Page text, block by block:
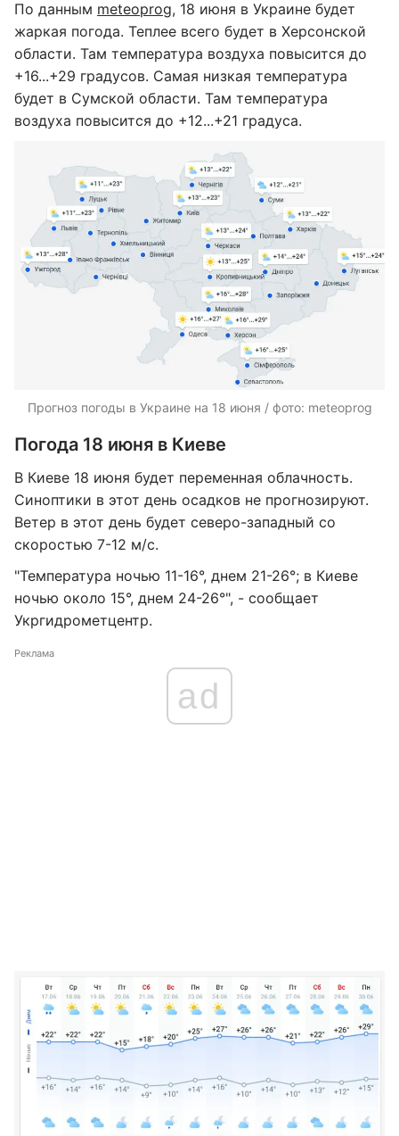
По данным meteoprog, 18 июня в Украине будет
жаркая погода. Теплее всего будет в Херсонской
области. Там температура воздуха повысится до
+16...+29 градусов. Самая низкая температура
будет в Сумской области. Там температура
воздуха повысится до +12...+21 градуса.
Прогноз погоды в Украине на 18 июня / фото: meteoprog
Погода 18 июня в Киеве
В Киеве 18 июня будет переменная облачность.
Синоптики в этот день осадков не прогнозируют.
Ветер в этот день будет северо-западный со
скоростью 7-12 м/с.
"Температура ночью 11-16°, днем 21-26°; в Киеве
ночью около 15°, днем 24-26°", - сообщает
Укргидрометцентр.
Реклама
ad